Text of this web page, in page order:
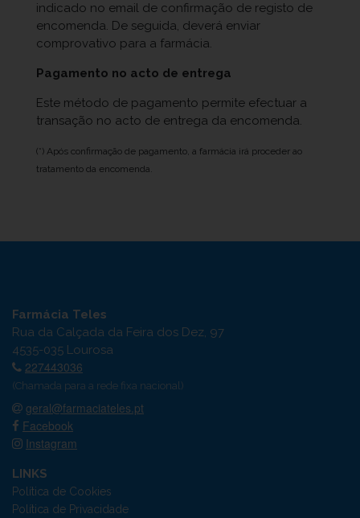
indicado no email de confirmação de registo de
encomenda. De seguida, deverá enviar
comprovativo para a farmácia.
Pagamento no acto de entrega
Este método de pagamento permite efectuar a
transação no acto de entrega da encomenda.
(*) Após confirmação de pagamento, a farmácia irá proceder ao
tratamento da encomenda.
Farmácia Teles
Rua da Calçada da Feira dos Dez, 97
4535-035 Lourosa
227443036
(Chamada para a rede fixa nacional)
geral@farmaciateles.pt
Facebook
Instagram
LINKS
Política de Cookies
Política de Privacidade